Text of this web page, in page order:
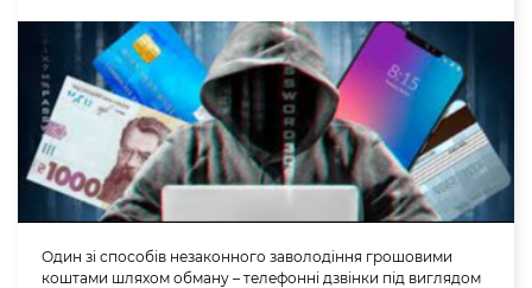
Один зі способів незаконного заволодіння грошовими
коштами шляхом обману – телефонні дзвінки під виглядом